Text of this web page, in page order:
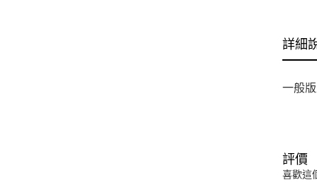
詳細
一般
評價
喜歡這